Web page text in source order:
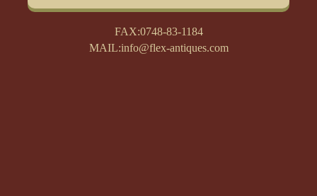
FAX:0748-83-1184
MAIL:info@flex-antiques.com